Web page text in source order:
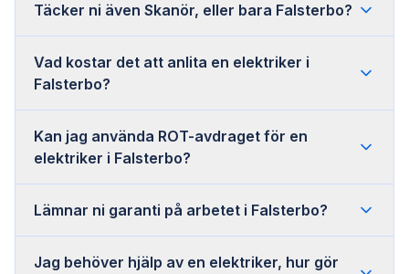
Täcker ni även Skanör, eller bara Falsterbo?
Vad kostar det att anlita en elektriker i
Falsterbo?
Kan jag använda ROT-avdraget för en
elektriker i Falsterbo?
Lämnar ni garanti på arbetet i Falsterbo?
Jag behöver hjälp av en elektriker, hur gör